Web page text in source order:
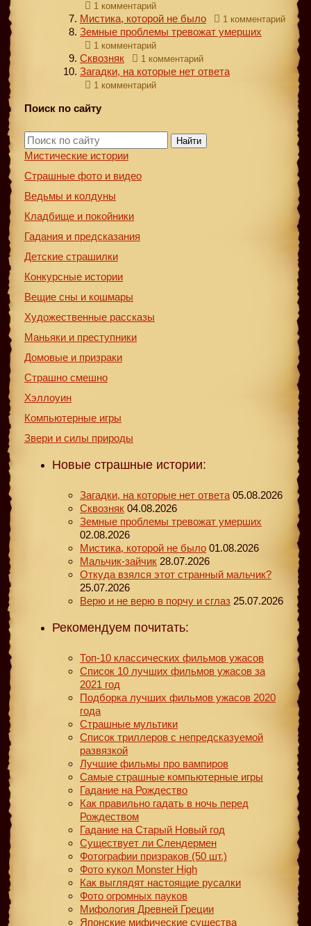
1 комментарий
Мистика, которой не было 1 комментарий
Земные проблемы тревожат умерших
1 комментарий
Сквозняк 1 комментарий
Загадки, на которые нет ответа
1 комментарий
Поиск по сайту
Найти
Мистические истории
Страшные фото и видео
Ведьмы и колдуны
Кладбище и покойники
Гадания и предсказания
Детские страшилки
Конкурсные истории
Вещие сны и кошмары
Художественные рассказы
Маньяки и преступники
Домовые и призраки
Страшно смешно
Хэллоуин
Компьютерные игры
Звери и силы природы
Новые страшные истории:
Загадки, на которые нет ответа 05.08.2026
Сквозняк 04.08.2026
Земные проблемы тревожат умерших
02.08.2026
Мистика, которой не было 01.08.2026
Мальчик-зайчик 28.07.2026
Откуда взялся этот странный мальчик?
25.07.2026
Верю и не верю в порчу и сглаз 25.07.2026
Рекомендуем почитать:
Топ-10 классических фильмов ужасов
Список 10 лучших фильмов ужасов за
2021 год
Подборка лучших фильмов ужасов 2020
года
Страшные мультики
Список триллеров с непредсказуемой
развязкой
Лучшие фильмы про вампиров
Самые страшные компьютерные игры
Гадание на Рождество
Как правильно гадать в ночь перед
Рождеством
Гадание на Старый Новый год
Существует ли Слендермен
Фотографии призраков (50 шт.)
Фото кукол Monster High
Как выглядят настоящие русалки
Фото огромных пауков
Мифология Древней Греции
Японские мифические существа